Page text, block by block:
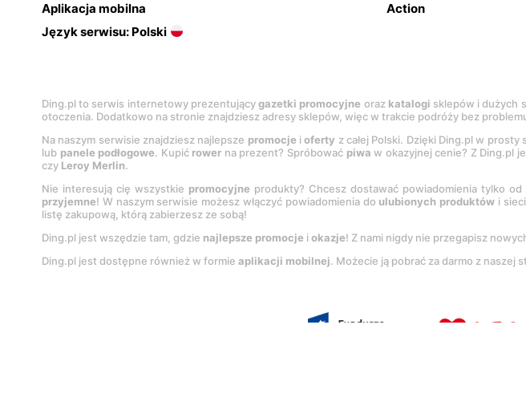
Aplikacja mobilna
Język serwisu: Polski
Action
Ding.pl to serwis internetowy prezentującygazetki promocyjne oraz katalogi sklepów i dużych
otoczenia. Dodatkowo na stronie znajdziesz adresy sklepów, więc w trakcie podróży bez
Na naszym serwisie znajdziesz najlepsze promocje ioferty z całej Polski. Dzięki Ding.pl w
lub panele podłogowe. Kupić rower na prezent? Spróbować piwa w okazyjnej cenie? Z Ding.pl
czy Leroy Merlin.
Nie interesują cię wszystkie promocyjne produkty? Chcesz dostawać powiadomienia tylko
przyjemne! W naszym serwisie możesz włączyć powiadomienia do ulubionych produktów i
listę zakupową, którą zabierzesz ze sobą!
Ding.pl jest wszędzie tam, gdzie najlepsze promocje i okazje! Z nami nigdy nie przegapisz
Ding.pl jest dostępne również w formie aplikacji mobilnej. Możecie ją pobrać za darmo z naszej